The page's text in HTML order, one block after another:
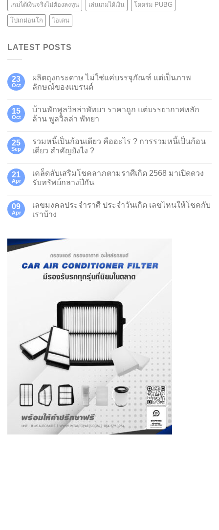
เกมได้เงินจริงไม่ต้องลงทุน เล่นเกมได้เงิน โดดร่ม PUBG
โปเกม่อนโก ไอเดน
LATEST POSTS
23
Oct
ผลิตถุงกระดาษ ไม่ใช่แค่บรรจุภัณฑ์ แต่เป็นภาพ
ลักษณ์ของแบรนด์
15
Oct
บ้านพักพูลวิลล่าพัทยา ราคาถูก แต่บรรยากาศหลัก
ล้าน พูลวิลล่า พัทยา
25
Sep
รวมหนี้เป็นก้อนเดียว คืออะไร ? การรวมหนี้เป็นก้อน
เดียว สำคัญยังไง ?
21
Apr
เคล็ดลับเสริมโชคลาภตามราศีเกิด 2568 มาเปิดดวง
รับทรัพย์กลางปีกัน
09
Apr
เลขมงคลประจำราศี ประจำวันเกิด เลขไหนให้โชคกับ
เราบ้าง